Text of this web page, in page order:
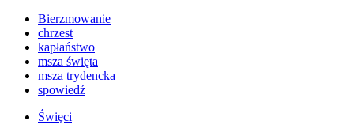
Bierzmowanie
chrzest
kapłaństwo
msza święta
msza trydencka
spowiedź
Święci